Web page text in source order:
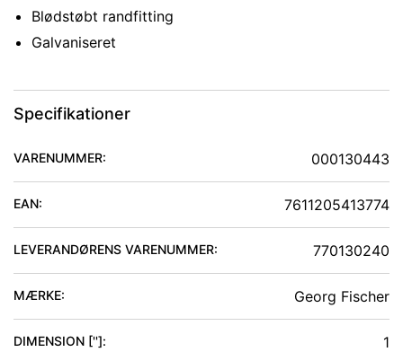
Blødstøbt randfitting
Galvaniseret
Specifikationer
VARENUMMER: 000130443
EAN: 7611205413774
LEVERANDØRENS VARENUMMER: 770130240
MÆRKE: Georg Fischer
DIMENSION ['']: 1